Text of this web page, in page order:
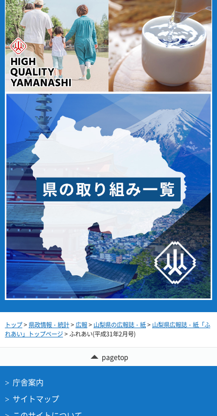
トップ> 県政情報・統計>広報> 山梨県の広報誌・紙> 山梨県広報誌・紙「ふ
れあい」トップページ> ふれあい(平成31年2月号)
pagetop
庁舎案内
サイトマップ